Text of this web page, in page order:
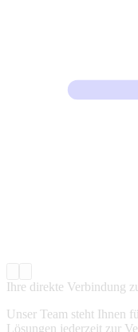
Ihre direkte Verbindung
Unser Team steht Ihnen
Lösungen jederzeit zur